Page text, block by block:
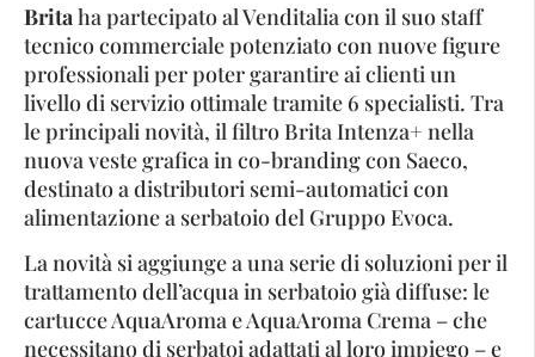
Britaha partecipato al Venditalia con il suo staff
tecnico commerciale potenziato con nuove figure
professionali per poter garantire ai clienti un
livello di servizio ottimale tramite 6 specialisti. Tra
le principali novità, il filtro Brita Intenza+ nella
nuova veste grafica in co-branding con Saeco,
destinato a distributori semi-automatici con
alimentazione a serbatoio del Gruppo Evoca.
La novità si aggiunge a una serie di soluzioni per il
trattamento dell’acqua in serbatoio già diffuse: le
cartucce AquaAroma e AquaAroma Crema – che
necessitano di serbatoi adattati al loro impiego – e